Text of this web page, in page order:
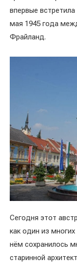
впервые
мая 1945 года
Фрайланд.
Сегодня этот
как один из
нём сохранилось
старинной